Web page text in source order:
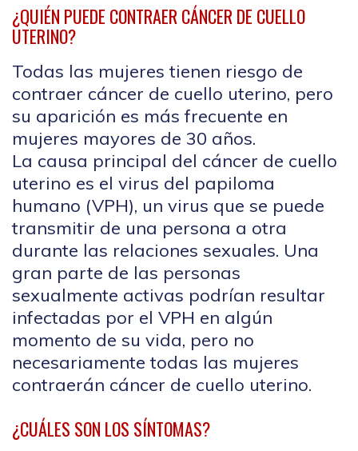
¿QUIÉN PUEDE CONTRAER CÁNCER DE CUELLO
UTERINO?
Todas las mujeres tienen riesgo de
contraer cáncer de cuello uterino, pero
su aparición es más frecuente en
mujeres mayores de 30 años.
La causa principal del cáncer de cuello
uterino es el virus del papiloma
humano (VPH), un virus que se puede
transmitir de una persona a otra
durante las relaciones sexuales. Una
gran parte de las personas
sexualmente activas podrían resultar
infectadas por el VPH en algún
momento de su vida, pero no
necesariamente todas las mujeres
contraerán cáncer de cuello uterino.
¿CUÁLES SON LOS SÍNTOMAS?